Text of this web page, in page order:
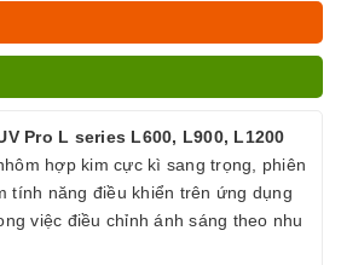
Pro L series L600, L900, L1200
hợp kim cực kì sang trọng, phiên
tính năng điều khiển trên ứng dụng
việc điều chỉnh ánh sáng theo nhu